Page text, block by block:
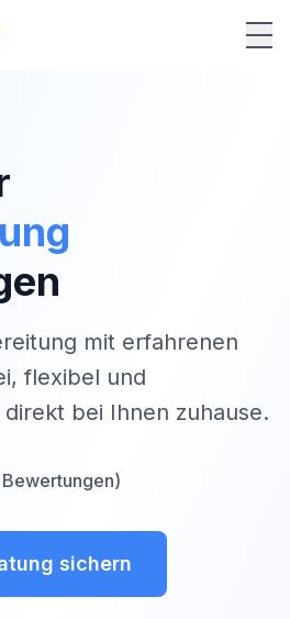
mit erfahrenen
flexibel und
bei Ihnen zuhause.
sichern